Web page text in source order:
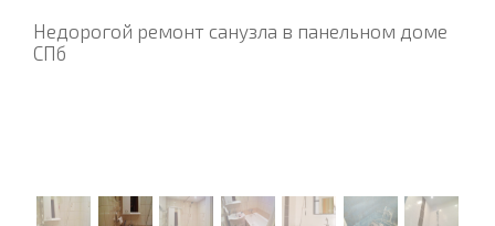
Недорогой ремонт санузла в панельном доме
СПб